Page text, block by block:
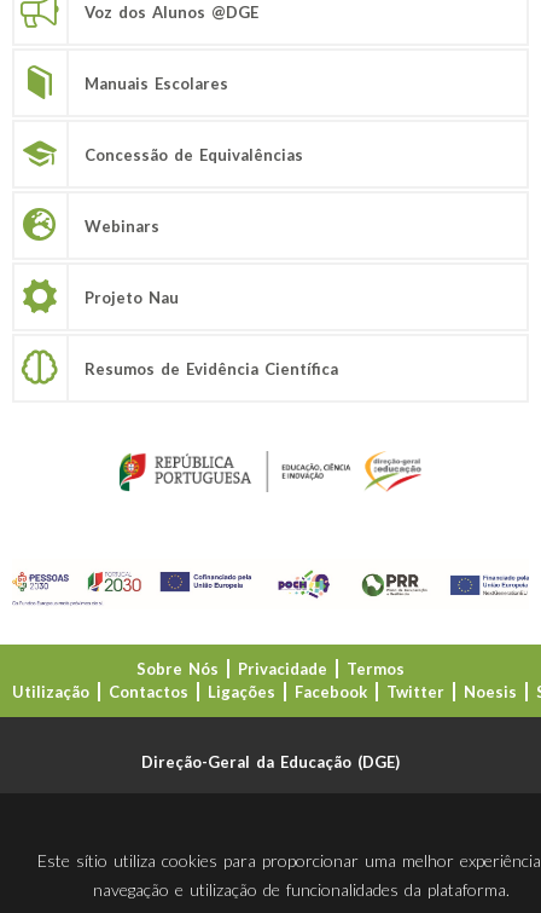
Voz dos Alunos @DGE
Manuais Escolares
Concessão de Equivalências
Webinars
Projeto Nau
Resumos de Evidência Científica
Sobre Nós Privacidade
Termos
Utilização
Contactos Ligações Facebook Twitter Noesis
Direção-Geral da Educação (DGE)
Este sítio utiliza cookies para proporcionar uma melhor
navegação e utilização de funcionalidades da plataforma.